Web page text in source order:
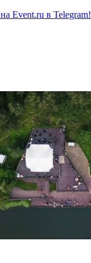
Event.ru в Telegram!